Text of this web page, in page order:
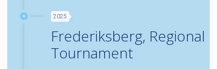
2025
Frederiksberg, Regional
Tournament